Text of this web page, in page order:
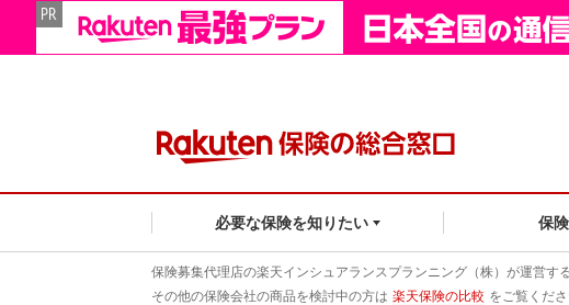
必要な保険を知りたい 保
保険募集代理店の楽天インシュアランスプランニング（株）が運営す
その他の保険会社の商品を検討中の方は 楽天保険の比較 をご覧くださ